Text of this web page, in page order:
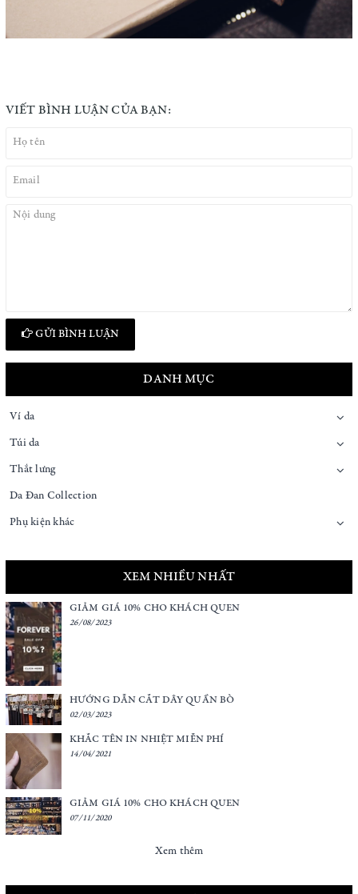
VIẾT BÌNH LUẬN CỦA BẠN:
GỬI BÌNH LUẬN
DANH MỤC
Ví da
Túi da
Thắt lưng
Da Đan Collection
Phụ kiện khác
XEM NHIỀU NHẤT
GIẢM GIÁ 10% CHO KHÁCH QUEN
26/08/2023
HƯỚNG DẪN CẮT DÂY QUẦN BÒ
02/03/2023
KHẮC TÊN IN NHIỆT MIỄN PHÍ
14/04/2021
GIẢM GIÁ 10% CHO KHÁCH QUEN
07/11/2020
Xem thêm